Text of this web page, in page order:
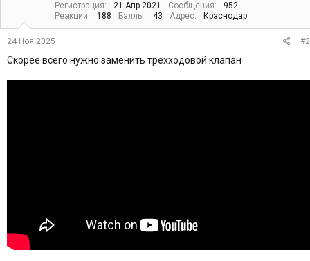
Регистрация 21 Апр 2021 Сообщения
952
Реакции
188 Баллы 43 Адрес Краснодар
24 Ноя 2025 #2
Скорее всего нужно заменить трехходовой клапан